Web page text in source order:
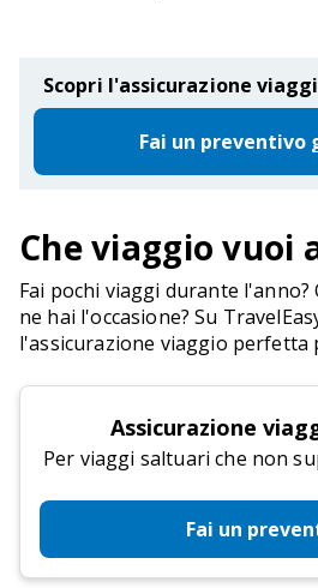
Scopri l'assicurazione
Fai un preventivo
Che viaggio vuoi
Fai pochi viaggi durante
ne hai l'occasione? Su
l'assicurazione viaggio perfetta
Assicurazione
Per viaggi saltuari che non
Fai un